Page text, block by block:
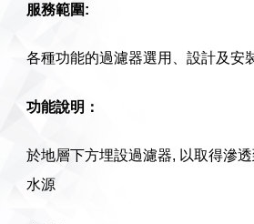
服務範圍:
各種功能的過濾器選用、設計及安
功能說明：
於地層下方埋設過濾器, 以取得滲
水源